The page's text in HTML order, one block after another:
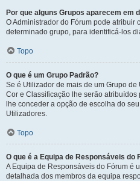
Por que alguns Grupos aparecem em
O Administrador do Fórum pode atribuir
determinado grupo, para identificá-los
Topo
O que é um Grupo Padrão?
Se é Utilizador de mais de um Grupo
Cor e Classificação lhe serão
lhe conceder a opção de escolha do
Utilizadores.
Topo
O que é a Equipa de Responsáveis do
A Equipa de Responsáveis do Fórum é
detalhada dos membros da equipa